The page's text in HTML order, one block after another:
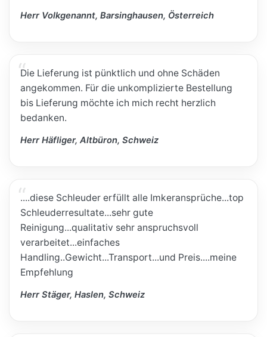
Herr Volkgenannt, Barsinghausen, Österreich
Die Lieferung ist pünktlich und ohne Schäden
angekommen. Für die unkomplizierte Bestellung
bis Lieferung möchte ich mich recht herzlich
bedanken.
Herr Häfliger, Altbüron, Schweiz
....diese Schleuder erfüllt alle Imkeransprüche...top
Schleuderresultate...sehr gute
Reinigung...qualitativ sehr anspruchsvoll
verarbeitet...einfaches
Handling..Gewicht...Transport...und Preis....meine
Empfehlung
Herr Stäger, Haslen, Schweiz